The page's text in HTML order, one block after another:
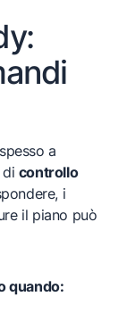
a
di controllo
i
il piano può
quando: